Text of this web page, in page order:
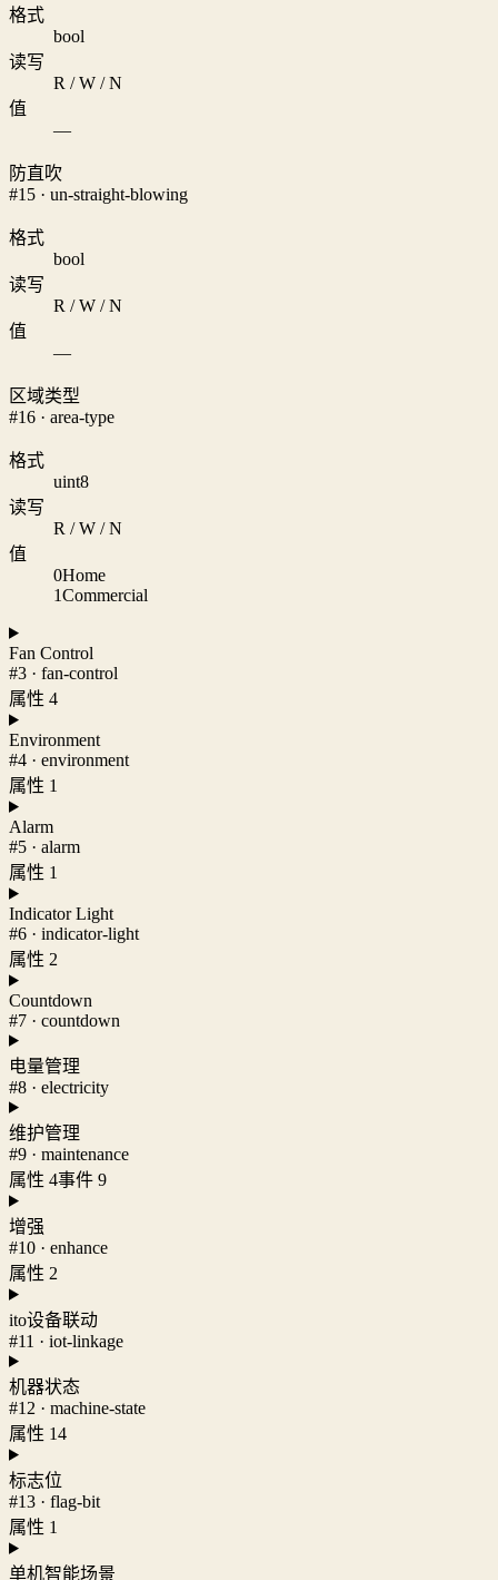
格式
bool
读写
R / W / N
值
—
防直吹
#15 · un-straight-blowing
格式
bool
读写
R / W / N
值
—
区域类型
#16 · area-type
格式
uint8
读写
R / W / N
值
0Home
1Commercial
Fan Control
#3 · fan-control
属性 4
Environment
#4 · environment
属性 1
Alarm
#5 · alarm
属性 1
Indicator Light
#6 · indicator-light
属性 2
Countdown
#7 · countdown
电量管理
#8 · electricity
维护管理
#9 · maintenance
属性 4事件 9
增强
#10 · enhance
属性 2
ito设备联动
#11 · iot-linkage
机器状态
#12 · machine-state
属性 14
标志位
#13 · flag-bit
属性 1
单机智能场景